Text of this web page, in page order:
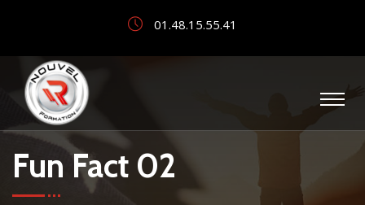
01.48.15.55.41
Fun Fact 02